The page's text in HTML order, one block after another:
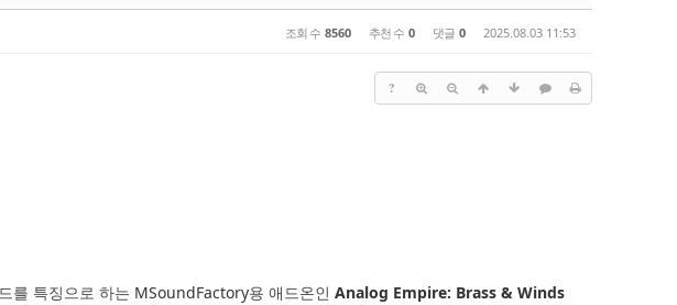
조회 수 8560 추천 수 0 댓글 0 2025.08.03 11:53
?
를 특징으로 하는 MSoundFactory용 애드온인 Analog Empire: Brass & Winds